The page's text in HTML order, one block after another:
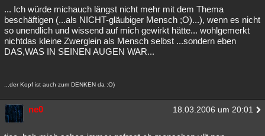
... Ich würde michauch längst nicht mehr mit dem Thema
beschäftigen (...als NICHT-gläubiger Mensch ;O)...), wenn es nicht
so unendlich und wissend auf mich gewirkt hätte... wohlgemerkt
nichtdas kleine Zwerglein als Mensch selbst ...sondern eben
DAS,WAS IN SEINEN AUGEN WAR...
...der Kopf ist auch zum DENKEN da :O)
ne0 18.03.2006 um 20:01